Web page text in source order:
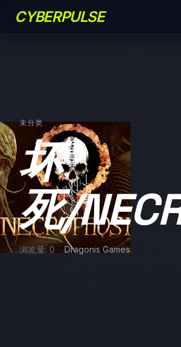
CYBERPULSE
未分类
坏
死/
浏览量: 0 Dragonis Games